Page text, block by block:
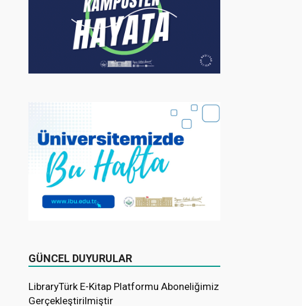
GÜNCEL DUYURULAR
LibraryTürk E-Kitap Platformu Aboneliğimiz
Gerçekleştirilmiştir